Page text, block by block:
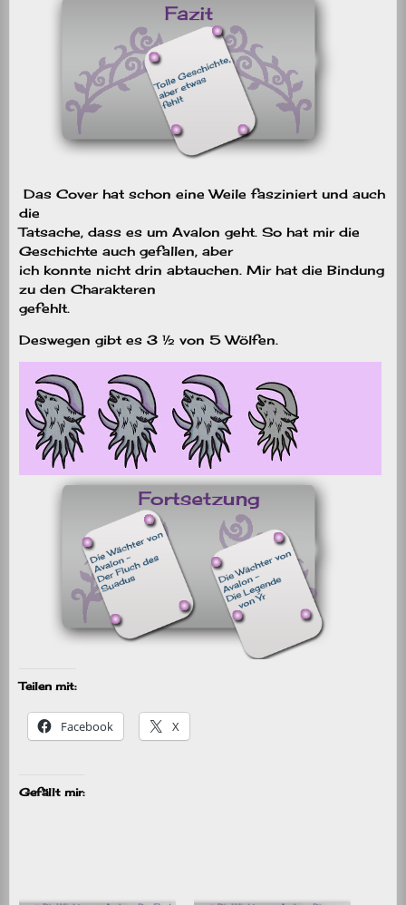
Das Cover hat schon eine Weile fasziniert und auch
die
Tatsache, dass es um Avalon geht. So hat mir die
Geschichte auch gefallen, aber
ich konnte nicht drin abtauchen. Mir hat die Bindung
zu den Charakteren
gefehlt.
Deswegen gibt es 3 ½ von 5 Wölfen.
Teilen mit:
Facebook X
Gefällt mir: